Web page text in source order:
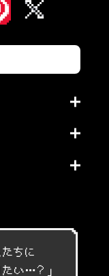
たちに
た い…？ 」